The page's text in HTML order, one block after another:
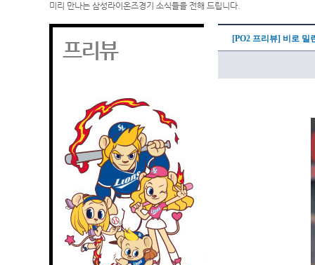
미리 만나는 삼성라이온즈경기 소식들을 전해 드립니다.
프리뷰 [PO2 프리뷰] 비로 밀